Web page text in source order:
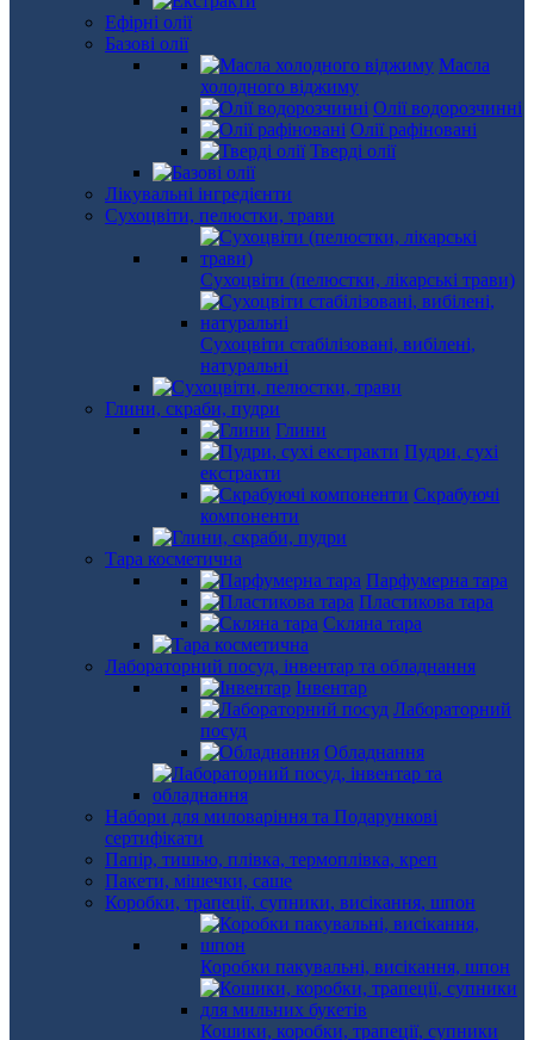
Ефірні олії
Базові олії
Масла
холодного віджиму
Олії водорозчинні
Олії рафіновані
Тверді олії
Лікувальні інгредієнти
Сухоцвіти, пелюстки, трави
Сухоцвіти (пелюстки, лікарські трави)
Сухоцвіти стабілізовані, вибілені,
натуральні
Глини, скраби, пудри
Глини
Пудри, сухі
екстракти
Скрабуючі
компоненти
Тара косметична
Парфумерна тара
Пластикова тара
Скляна тара
Лабораторний посуд, інвентар та обладнання
Інвентар
Лабораторний
посуд
Обладнання
Набори для миловаріння та Подарункові
сертифікати
Папір, тишью, плівка, термоплівка, креп
Пакети, мішечки, саше
Коробки, трапеції, супники, висікання, шпон
Коробки пакувальні, висікання, шпон
Кошики, коробки, трапеції, супники